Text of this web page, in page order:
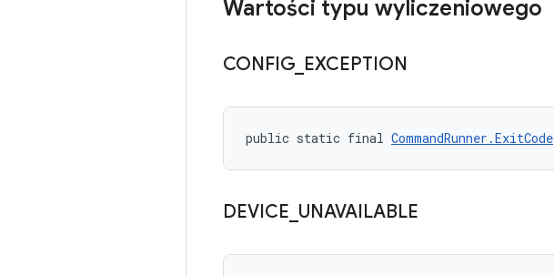
Wartości typu wyliczeniowego
CONFIG EXCEPTION
public static final CommandRunner.ExitCode
DEVICE UNAVAILABLE